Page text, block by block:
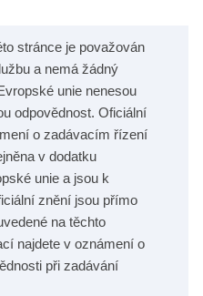
stránce je považován
a nemá žádný
unie nenesou
odpovědnost. Oficiální
o zadávacím řízení
v dodatku
unie a jsou k
znění jsou přímo
na těchto
najdete v oznámení o
při zadávání